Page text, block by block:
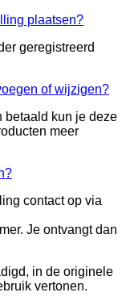
plaatsen?
geregistreerd
of wijzigen?
betaald kun je deze
meer
contact op via
Je ontvangt dan
in de originele
vertonen.